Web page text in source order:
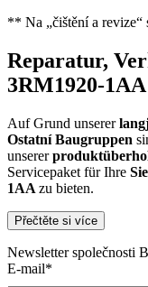
** Na „čištění a revize“
Reparatur,
3RM1920-
Auf Grund unserer
Ostatní Baugruppen
unserer
Servicepaket für Ihre
1AA zu bieten.
Dies unterscheidet unsere
konventionellen
Přečtěte si více
Newsletter společnosti
E-mail*